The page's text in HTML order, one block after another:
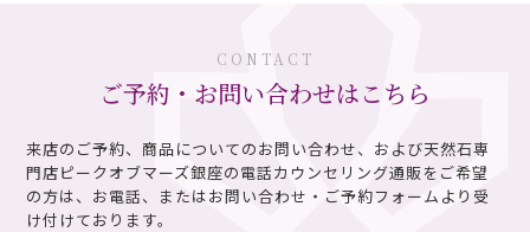
CONTACT
ご予約・お問い合わせはこちら
来店のご予約、商品についてのお問い合わせ、および天然石専
門店ピークオブマーズ銀座の電話カウンセリング通販を ご希望
の方は、お電話、またはお問い合わせ・ご予約フォームより受
け付けております。